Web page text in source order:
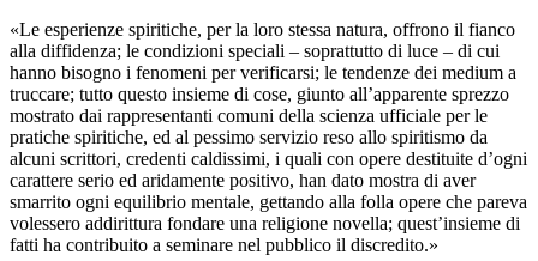
«Le esperienze spiritiche, per la loro stessa natura, offrono il fianco
alla diffidenza; le condizioni speciali – soprattutto di luce – di cui
hanno bisogno i fenomeni per verificarsi; le tendenze dei medium a
truccare; tutto questo insieme di cose, giunto all’apparente sprezzo
mostrato dai rappresentanti comuni della scienza ufficiale per le
pratiche spiritiche, ed al pessimo servizio reso allo spiritismo da
alcuni scrittori, credenti caldissimi, i quali con opere destituite d’ogni
carattere serio ed aridamente positivo, han dato mostra di aver
smarrito ogni equilibrio mentale, gettando alla folla opere che pareva
volessero addirittura fondare una religione novella; quest’insieme di
fatti ha contribuito a seminare nel pubblico il discredito.»